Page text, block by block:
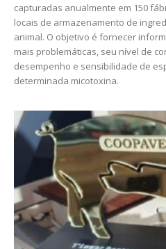
capturadas anualmente em 150
locais de armazenamento de
animal. O objetivo é fornecer
mais problemáticas, seu nível de
desempenho e sensibilidade de
determinada micotoxina.